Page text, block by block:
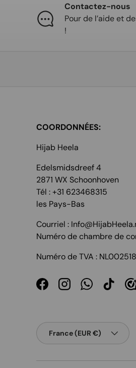
Contactez-nous
Pour de l’aide et
!
COORDONNÉES:
Hijab Heela
Edelsmidsdreef 4
2871 WX Schoonhoven
Tél : +31 623468315
les Pays-Bas
Courriel :
Numéro de chambre de
Numéro de TVA :
FacebookInstagramWhatsApp
TikTok
Pays
France (EUR €)